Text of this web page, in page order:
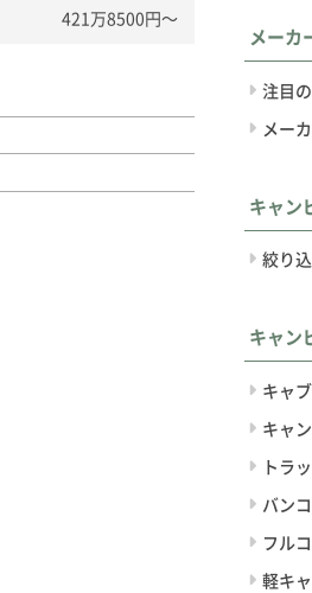
421万8500円〜
メーカ
注目
メー
キャン
絞り
キャン
キャ
キャ
トラ
バン
フル
軽キ